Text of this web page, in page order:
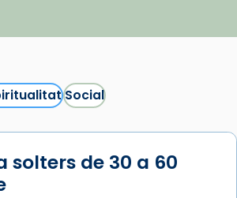
Social
solters de 30 a 60